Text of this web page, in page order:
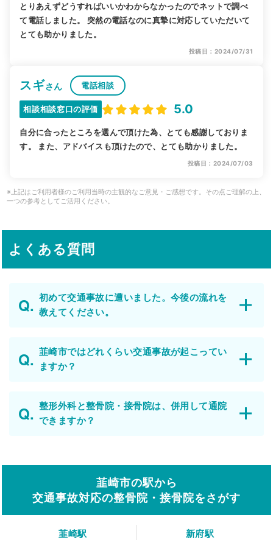
とりあえずどうすればいいかわからなかったのでネットで調べ
て電話しました。 突然の電話なのに真摯に対応していただいて
とても助かりました。
投稿日：2024/07/31
スギさん 電話相談
相談相談窓口の評価 5.0
自分に合ったところを選んで頂けた為、とても感謝しておりま
す。 また、アドバイスも頂けたので、とても助かりました。
投稿日：2024/07/03
※上記はご利用者様のご利用当時の主観的なご意見・ご感想です。その点ご理解の上、
一つの参考としてご活用ください。
よくある質問
初めて交通事故に遭いました。今後の流れを
教えてください。
韮崎市ではどれくらい交通事故が起こってい
ますか？
整形外科と整骨院・接骨院は、併用して通院
できますか？
韮崎市の駅から
交通事故対応の整骨院・接骨院をさがす
韮崎駅
新府駅